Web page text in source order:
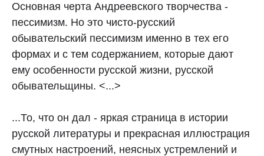
Основная черта Андреевского творчества -
пессимизм. Но это чисто-русский
обывательский пессимизм именно в тех его
формах и с тем содержанием, которые дают
ему особенности русской жизни, русской
обывательщины. <...>
...То, что он дал - яркая страница в истории
русской литературы и прекрасная иллюстрация
смутных настроений, неясных устремлений и